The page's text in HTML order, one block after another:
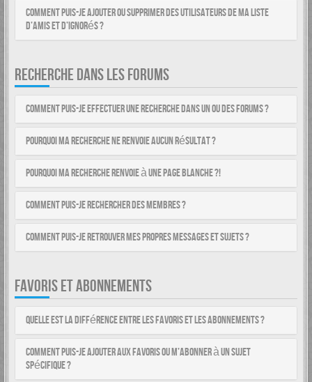
Comment puis-je ajouter ou supprimer des utilisateurs de ma liste
d’amis et d’ignorés ?
RECHERCHE DANS LES FORUMS
Comment puis-je effectuer une recherche dans un ou des forums ?
Pourquoi ma recherche ne renvoie aucun résultat ?
Pourquoi ma recherche renvoie à une page blanche ?!
Comment puis-je rechercher des membres ?
Comment puis-je retrouver mes propres messages et sujets ?
FAVORIS ET ABONNEMENTS
Quelle est la différence entre les favoris et les abonnements ?
Comment puis-je ajouter aux favoris ou m’abonner à un sujet
spécifique ?